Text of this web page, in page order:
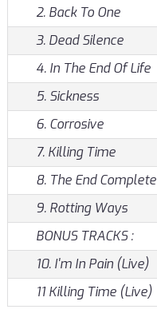
2. Back To One
3. Dead Silence
4. In The End Of Life
5. Sickness
6. Corrosive
7. Killing Time
8. The End Complete
9. Rotting Ways
BONUS TRACKS :
10. I'm In Pain (Live)
11 Killing Time (Live)